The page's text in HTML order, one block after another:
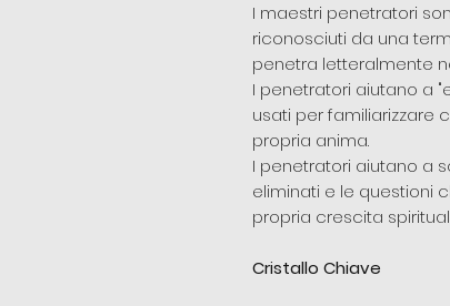
I maestri penetratori
riconosciuti da una
penetra letteralmente
I penetratori aiutano a
usati per familiarizzare
propria anima.
I penetratori aiutano a
eliminati e le questioni
propria crescita
Cristallo Chiave